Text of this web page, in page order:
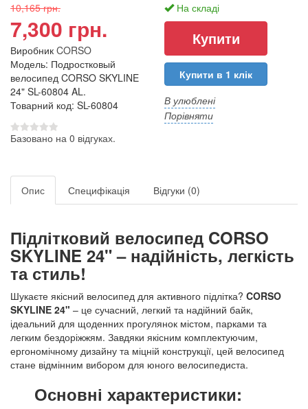
10,165 грн.
7,300 грн.
Виробник CORSO
Модель: Подростковый
велосипед CORSO SKYLINE
24" SL-60804 AL.
Товарний код: SL-60804
Базовано на 0 відгуках.
На складі
Купити в 1 клік
В улюблені
Порівняти
Опис Специфікація Відгуки (0)
Підлітковий велосипед CORSO
SKYLINE 24" – надійність, легкість
та стиль!
Шукаєте якісний велосипед для активного підлітка? CORSO
SKYLINE 24" – це сучасний, легкий та надійний байк,
ідеальний для щоденних прогулянок містом, парками та
легким бездоріжжям. Завдяки якісним комплектуючим,
ергономічному дизайну та міцній конструкції, цей велосипед
стане відмінним вибором для юного велосипедиста.
Основні характеристики: